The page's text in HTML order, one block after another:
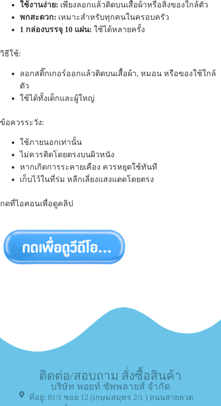
ใช้งานง่าย: เพียงลอกแล้วติดบนเสื้อผ้าหรือสิ่งของใกล้ตัว
พกสะดวก: เหมาะสำหรับทุกคนในครอบครัว
1 กล่องบรรจุ 10 แผ่น: ใช้ได้หลายครั้ง
วิธีใช้:
ลอกสติ๊กเกอร์ออกแล้วติดบนเสื้อผ้า, หมอน หรือของใช้ใกล้
ตัว
ใช้ได้ทั้งเด็กและผู้ใหญ่
ข้อควรระวัง:
ใช้ภายนอกเท่านั้น
ไม่ควรติดโดยตรงบนผิวหนัง
หากเกิดการระคายเคือง ควรหยุดใช้ทันที
เก็บไว้ในที่ร่ม หลีกเลี่ยงแสงแดดโดยตรง
กดที่ไอคอนเพื่อดูคลิป
ติดต่อ/สอบถาม สั่งซื้อสินค้า
บริษัท พอยท์ ซัพพลายส์ จำกัด
ที่อยู่: 81/1 ซอย 12 (เกษมสมุทร 2/1 ) ถนนสายลวด